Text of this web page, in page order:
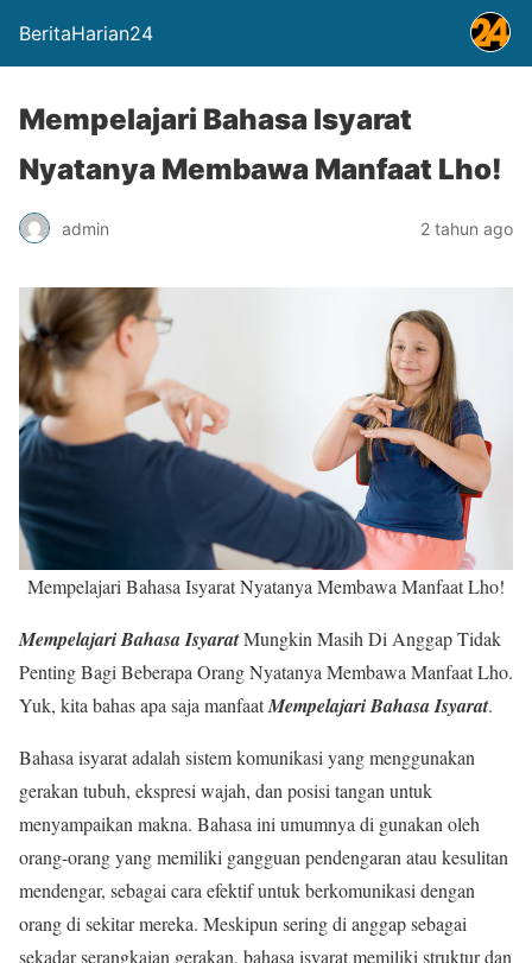
BeritaHarian24
Mempelajari Bahasa Isyarat
Nyatanya Membawa Manfaat Lho!
admin 2 tahun ago
Mempelajari Bahasa Isyarat Nyatanya Membawa Manfaat Lho!
Mempelajari Bahasa IsyaratMungkin Masih Di Anggap Tidak
Penting Bagi Beberapa Orang Nyatanya Membawa Manfaat Lho.
Yuk, kita bahas apa saja manfaatMempelajari Bahasa Isyarat.
Bahasa isyarat adalah sistem komunikasi yang menggunakan
gerakan tubuh, ekspresi wajah, dan posisi tangan untuk
menyampaikan makna. Bahasa ini umumnya di gunakan oleh
orang-orang yang memiliki gangguan pendengaran atau kesulitan
mendengar, sebagai cara efektif untuk berkomunikasi dengan
orang di sekitar mereka. Meskipun sering di anggap sebagai
sekadar serangkaian gerakan, bahasa isyarat memiliki struktur dan